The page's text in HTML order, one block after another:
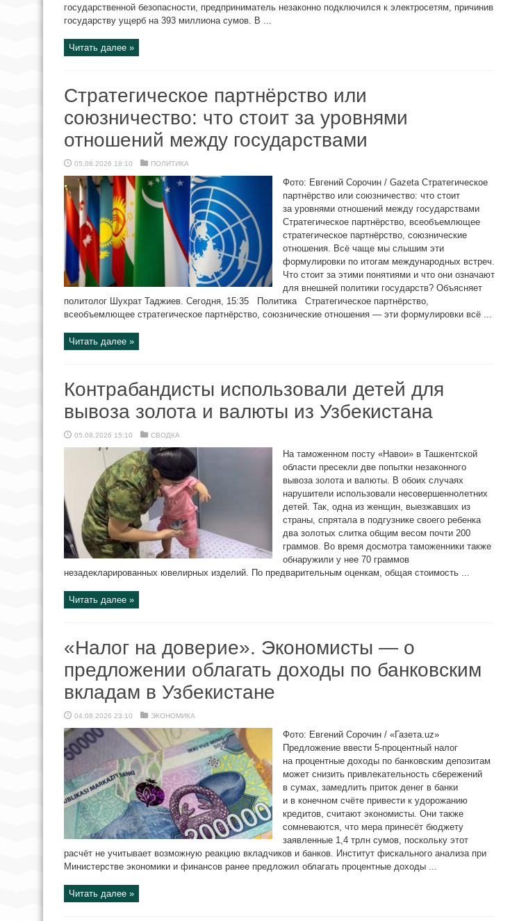
государственной безопасности, предприниматель незаконно подключился к электросетям, причинив
государству ущерб на 393 миллиона сумов. В ...
Читать далее »
Стратегическое партнёрство или
союзничество: что стоит за уровнями
отношений между государствами
05.08.2026 18:10 ПОЛИТИКА
Фото: Евгений Сорочин / Gazeta Стратегическое
партнёрство или союзничество: что стоит
за уровнями отношений между государствами
Стратегическое партнёрство, всеобъемлющее
стратегическое партнёрство, союзнические
отношения. Всё чаще мы слышим эти
формулировки по итогам международных встреч.
Что стоит за этими понятиями и что они означают
для внешней политики государств? Объясняет
политолог Шухрат Таджиев. Сегодня, 15:35 Политика Стратегическое партнёрство,
всеобъемлющее стратегическое партнёрство, союзнические отношения — эти формулировки всё ...
Читать далее »
Контрабандисты использовали детей для
вывоза золота и валюты из Узбекистана
05.08.2026 15:10 СВОДКА
На таможенном посту «Навои» в Ташкентской
области пресекли две попытки незаконного
вывоза золота и валюты. В обоих случаях
нарушители использовали несовершеннолетних
детей. Так, одна из женщин, выезжавших из
страны, спрятала в подгузнике своего ребенка
два золотых слитка общим весом почти 200
граммов. Во время досмотра таможенники также
обнаружили у нее 70 граммов
незадекларированных ювелирных изделий. По предварительным оценкам, общая стоимость ...
Читать далее »
«Налог на доверие». Экономисты — о
предложении облагать доходы по банковским
вкладам в Узбекистане
04.08.2026 23:10 ЭКОНОМИКА
Фото: Евгений Сорочин / «Газета.uz»
Предложение ввести 5-процентный налог
на процентные доходы по банковским депозитам
может снизить привлекательность сбережений
в сумах, замедлить приток денег в банки
и в конечном счёте привести к удорожанию
кредитов, считают экономисты. Они также
сомневаются, что мера принесёт бюджету
заявленные 1,4 трлн сумов, поскольку этот
расчёт не учитывает возможную реакцию вкладчиков и банков. Институт фискального анализа при
Министерстве экономики и финансов ранее предложил облагать процентные доходы ...
Читать далее »